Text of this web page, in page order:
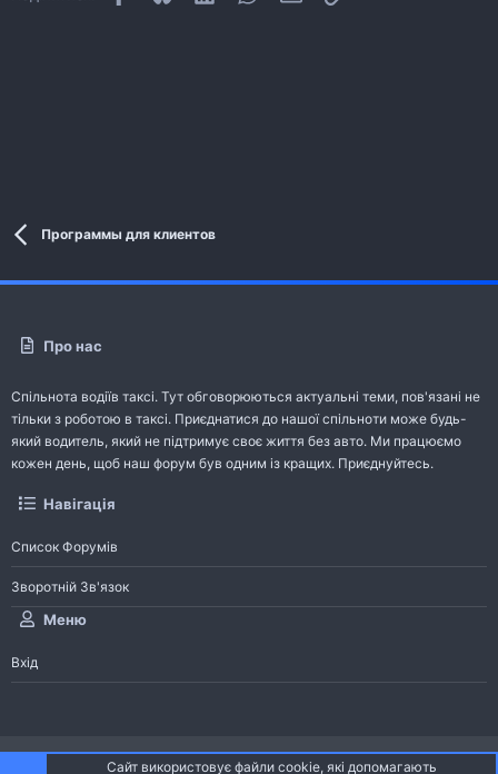
Программы для клиентов
Про нас
Спільнота водіїв таксі. Тут обговорюються актуальні теми, пов'язані не
тільки з роботою в таксі. Приєднатися до нашої спільноти може будь-
який водитель, який не підтримує своє життя без авто. Ми працюємо
кожен день, щоб наш форум був одним із кращих. Приєднуйтесь.
Навігація
Список Форумів
Зворотній Зв'язок
Меню
Вхід
Community platform by XenForo® © 2010-2026 XenForo Ltd.
Сайт використовує файли cookie, які допомагають